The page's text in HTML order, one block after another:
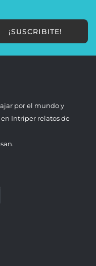
¡SUSCRIBITE!
por el mundo y
Intriper relatos de